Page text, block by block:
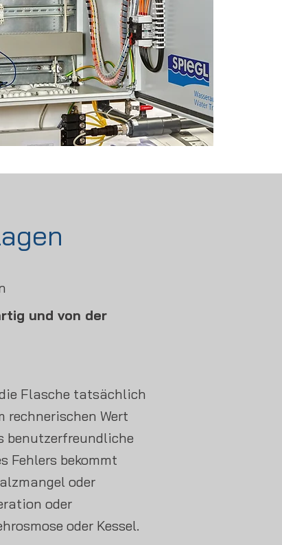
und von der
Flasche tatsächlich
rechnerischen Wert
benutzerfreundliche
Fehlers bekommt
oder
oder
oder Kessel.